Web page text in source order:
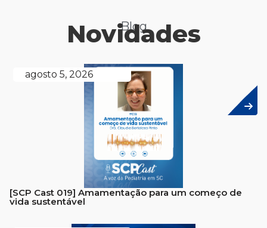
Blog
Novidades
agosto 5, 2026
[SCP Cast 019] Amamentação para um começo de
vida sustentável